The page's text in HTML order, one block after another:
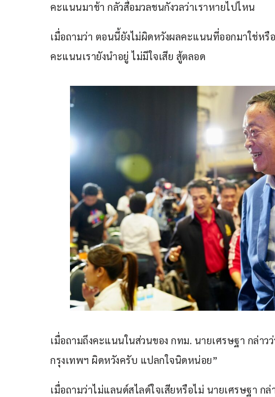
คะแนนมาช้า กลัวสื่อมวลชนกังวลว่าเราหายไปไหน
เมื่อถามว่า ตอนนี้ยังไม่ผิดหวังผลคะแนนที่ออกมาใช่หรื
คะแนนเรายังนำอยู่ ไม่มีใจเสีย สู้ตลอด
เมื่อถามถึงคะแนนในส่วนของ กทม. นายเศรษฐา กล่าว
กรุงเทพฯ ผิดหวังครับ แปลกใจนิดหน่อย”
เมื่อถามว่าไม่แลนด์สไลด์ใจเสียหรือไม่ นายเศรษฐา ก